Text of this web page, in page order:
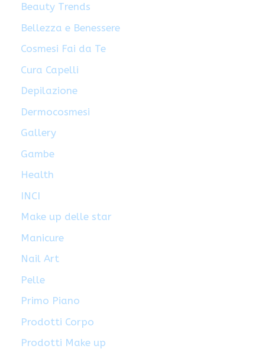
Beauty Trends
Bellezza e Benessere
Cosmesi Fai da Te
Cura Capelli
Depilazione
Dermocosmesi
Gallery
Gambe
Health
INCI
Make up delle star
Manicure
Nail Art
Pelle
Primo Piano
Prodotti Corpo
Prodotti Make up